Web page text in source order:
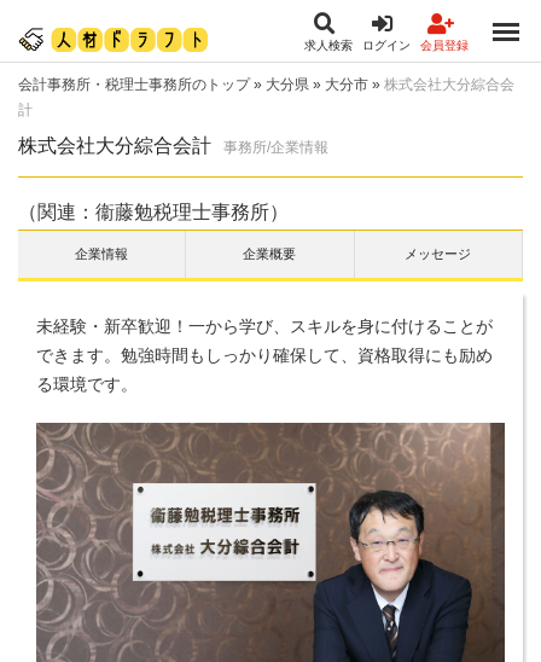
求人検索 ログイン 会員登録
会計事務所・税理士事務所のトップ» 大分県 » 大分市 » 株式会社大分綜合会
計
株式会社大分綜合会計 事務所/企業情報
（関連：衞藤勉税理士事務所）
企業情報 企業概要 メッセージ
未経験・新卒歓迎！一から学び、スキルを身に付けることが
できます。勉強時間もしっかり確保して、資格取得にも励め
る環境です。